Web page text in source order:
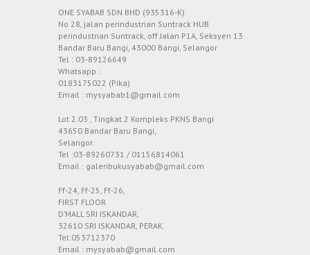
ONE SYABAB SDN BHD (935316-K)
No 28, jalan perindustrian Suntrack HUB
perindustrian Suntrack, off Jalan P1A, Seksyen 13
Bandar Baru Bangi, 43000 Bangi, Selangor
Tel : 03-89126649
Whatsapp :
0183175022 (Pika)
Email : mysyabab1@gmail.com
Lot 2.03 , Tingkat 2 Kompleks PKNS Bangi
43650 Bandar Baru Bangi,
Selangor.
Tel :03-89260731 / 01156814061
Email : galeribukusyabab@gmail.com
Ff-24, Ff-25, Ff-26,
FIRST FLOOR
D’MALL SRI ISKANDAR,
32610 SRI ISKANDAR, PERAK.
Tel:053712370
Email : mysyabab@gmail.com